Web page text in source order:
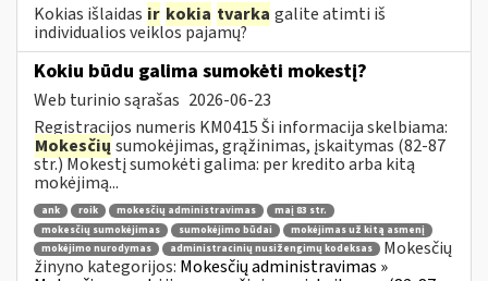
Kokias išlaidas ir kokia tvarka galite atimti iš
individualios veiklos pajamų?
Kokiu būdu galima sumokėti mokestį?
Web turinio sąrašas 2026-06-23
Registracijos numeris KM0415 Ši informacija skelbiama:
Mokesčių sumokėjimas, grąžinimas, įskaitymas (82-87
str.) Mokestį sumokėti galima: per kredito arba kitą
mokėjimą...
ank roik mokesčių administravimas
maį 83 str.
mokesčių sumokėjimas
sumokėjimo būdai
mokėjimas už kitą asmenį
mokėjimo nurodymas
administracinių nusižengimų kodeksas
Mokesčių
žinyno kategorijos: Mokesčių administravimas »